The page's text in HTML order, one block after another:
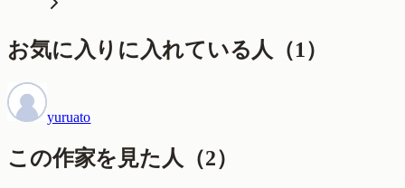
お気に入りに入れている人 （1）
yuruato
この作家を見た人 （2）